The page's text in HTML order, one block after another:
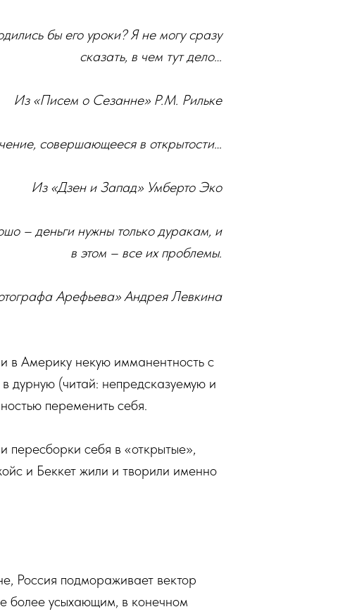
бы его уроки? Я не могу сразу
сказать, в чем тут дело…
Из «Писем о Сезанне» Р.М. Рильке
совершающееся в открытости…
Из «Дзен и Запад» Умберто Эко
– деньги нужны только дуракам, и
в этом – все их проблемы.
Арефьева» Андрея Левкина
в Америку некую имманентность с
дурную (читай: непредсказуемую и
переменить себя.
пересборки себя в «открытые»,
и Беккет жили и творили именно
Россия подмораживает вектор
более усыхающим, в конечном